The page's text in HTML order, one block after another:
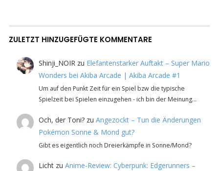
ZULETZT HINZUGEFÜGTE KOMMENTARE
Shinji_NOIR zu Elefantenstarker Auftakt – Super Mario
Wonders bei Akiba Arcade | Akiba Arcade #1
Um auf den Punkt Zeit für ein Spiel bzw die typische
Spielzeit bei Spielen einzugehen - ich bin der Meinung…
Och, der Toni? zuAngezockt – Tun die Änderungen
Pokémon Sonne & Mond gut?
Gibt es eigentlich noch Dreierkämpfe in Sonne/Mond?
Licht zuAnime-Review: Cyberpunk: Edgerunners –